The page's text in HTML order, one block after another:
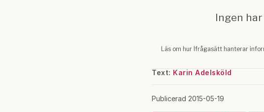
Text: Karin Adelsköld
Publicerad 2015-05-19